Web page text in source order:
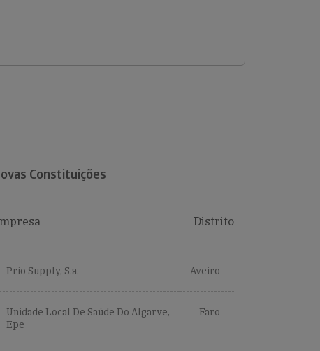
Constituições
Distrito
Prio Supply, S.a. Aveiro
Unidade Local De Saúde Do Algarve,
Epe
Faro